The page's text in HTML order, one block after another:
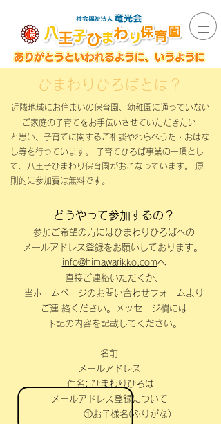
ひまわりひろばとは？
近隣地域にお住まいの保育園、幼稚園に通っていない
ご家庭の子育てをお手伝いさせていただきたい
と思い、子育てに関するご相談やわらべうた・おはな
し等を行っています。 子育てひろば事業の一環とし
て、八王子ひまわり保育園がおこなっています。 原
則的に参加費は無料です。
どうやって参加するの？
参加ご希望の方にはひまわりひろばへの
メ ールアドレス登録をお願いしております。
info@himawarikko.comへ
直接ご連絡いただくか、
当ホームページのお問い合わせフォームより
ご連 絡ください。メッセージ欄には
下記の内容を記載してください。
名前
メールアドレス
件名: ひまわりひろば
メールアドレス登録について
①お子様名(ふりがな)